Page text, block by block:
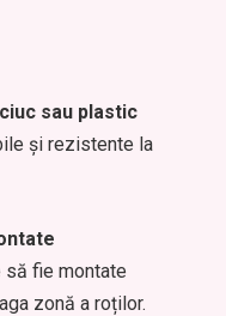
sau plastic
și rezistente la
fie montate
zonă a roților.